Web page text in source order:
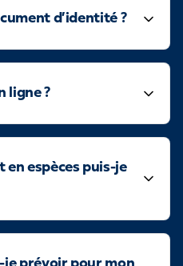
d’identité ?
ligne ?
en espèces puis-je